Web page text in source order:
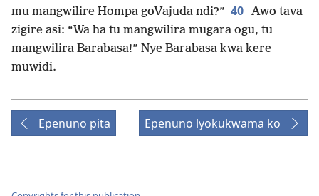
mu mangwilire Hompa goVajuda ndi?” 40 Awo tava
zigire asi: “Wa ha tu mangwilira mugara ogu, tu
mangwilira Barabasa!” Nye Barabasa kwa kere
muwidi.
Epenuno pita Epenuno lyokukwama ko